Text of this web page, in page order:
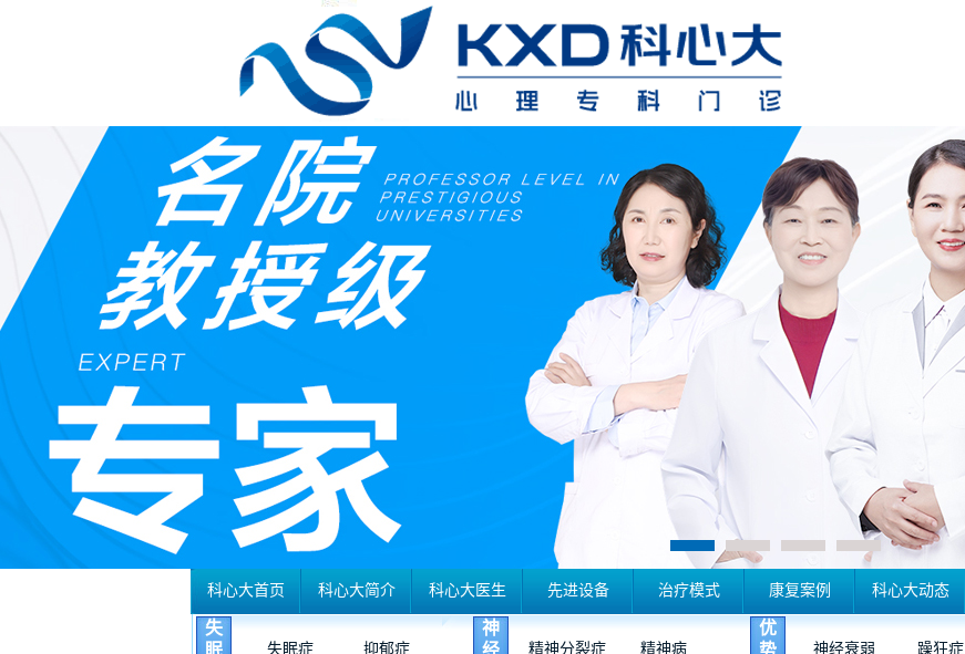
科心大首页 科心大简介 科心大医生 先进设备 治疗模式 康复案例 科心大动态
失
眠
失眠症
抑郁症
神
经
精神分裂症
精神病
优
势
神经衰弱
躁狂症